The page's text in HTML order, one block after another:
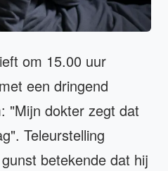
om 15.00 uur
een dringend
"Mijn dokter zegt dat
Teleurstelling
betekende dat hij